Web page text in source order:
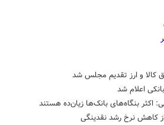
کالا و ارز تقدیم مجلس شد
اعلام شد
اکثر بنگاه‌های بانک‌ها زیان‌ده هستند
کاهش نرخ رشد نقدینگی